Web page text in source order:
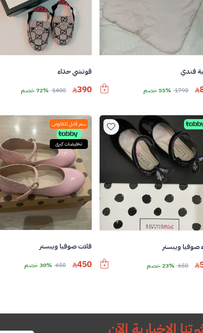
فندي
1790 55% خصم
قوتشي حذاء
390
1400 72% خصم
صوفيا ويبستر
650 23% خصم
سعر قابل للتفاوض
تخفيضات كبرى
فلات صوفيا ويبستر
450
650 30% خصم